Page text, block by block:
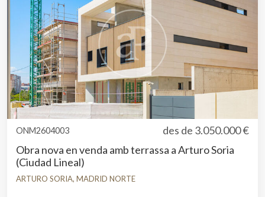
ONM2604003 des de 3.050.000 €
Obra nova en venda amb terrassa a Arturo Soria
(Ciudad Lineal)
ARTURO SORIA, MADRID NORTE